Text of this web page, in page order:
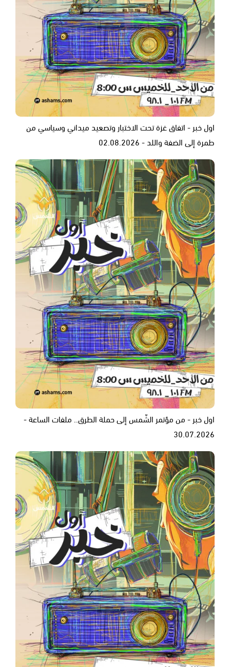
اول خبر - اتفاق غزة تحت الاختبار وتصعيد ميداني وسياسي من
طمرة إلى الضفة واللد - 02.08.2026
اول خبر - من مؤتمر الشّمس إلى حملة الطرق.. ملفات الساعة -
30.07.2026